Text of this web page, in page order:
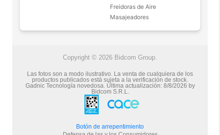
Freidoras de Aire
Masajeadores
Copyright © 2026 Bidcom Group.
Las fotos son a modo ilustrativo. La venta de cualquiera de los
productos publicados está sujeta a la verificación de stock.
Gadnic Tecnología novedosa.Última actualización: 8/8/2026 by
Bidcom S.R.L.
Botón de arrepentimiento